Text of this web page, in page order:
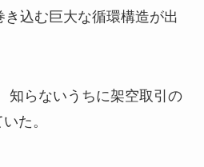
込む巨大な循環構造が出
知らないうちに架空取引の
た。